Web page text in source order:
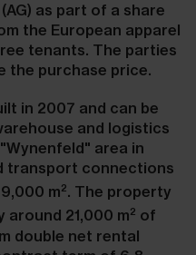
as part of a share
the European apparel
tenants. The parties
the purchase price.
in 2007 and can be
and logistics
area in
transport connections
m2. The property
around 21,000 m2 of
double net rental